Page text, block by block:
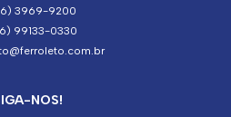
3969-9200
99133-0330
NOS!